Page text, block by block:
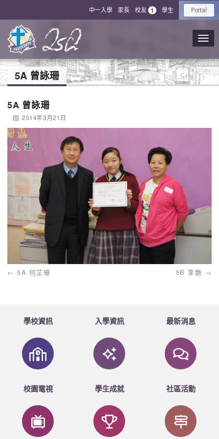
中一入學 家長 校友 1 學生 Portal
5A 曾詠珊
5A 曾詠珊
2014年3月21日
5A 何芷珊 5B 李艷
學校資訊 入學資訊 最新消息
校園電視 學生成就 社區活動